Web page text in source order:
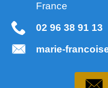
France
02 96 38 91 13
marie-